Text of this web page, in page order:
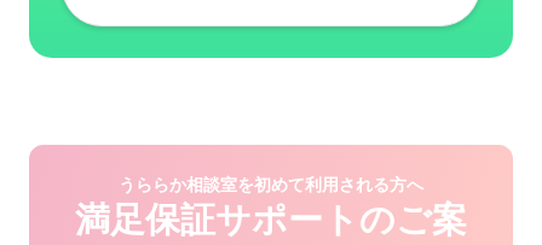
うららか相談室を初めて利用される方へ
満足保証サポートのご案